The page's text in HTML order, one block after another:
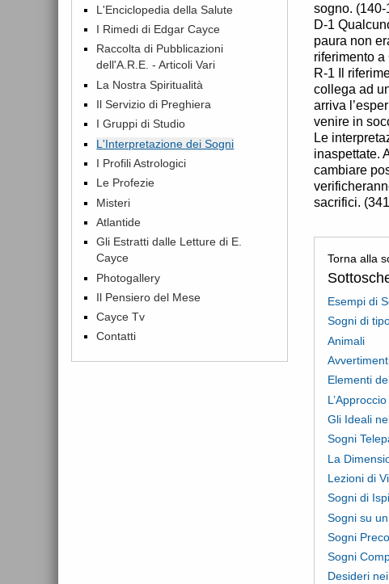
sogno. (140-
D-1
paura non
riferimento a
R-1 Il
collega ad
arriva
venire in
Le
inaspettate.
cambiare
sacrifici.
Torna alla
Esempi di
Sogni di
Animali
Elementi
Gli Ideali
Sogni
La
Lezioni di
Sogni di
Sogni su
Sogni
Sogni
Desideri
L'Enciclopedia della Salute
I Rimedi di Edgar Cayce
Raccolta di Pubblicazioni
dell'A.R.E. - Articoli Vari
La Nostra Spiritualità
Il Servizio di Preghiera
I Gruppi di Studio
L'Interpretazione dei Sogni
I Profili Astrologici
Le Profezie
Misteri
Atlantide
Gli Estratti dalle Letture di E.
Cayce
Photogallery
Il Pensiero del Mese
Cayce Tv
Contatti